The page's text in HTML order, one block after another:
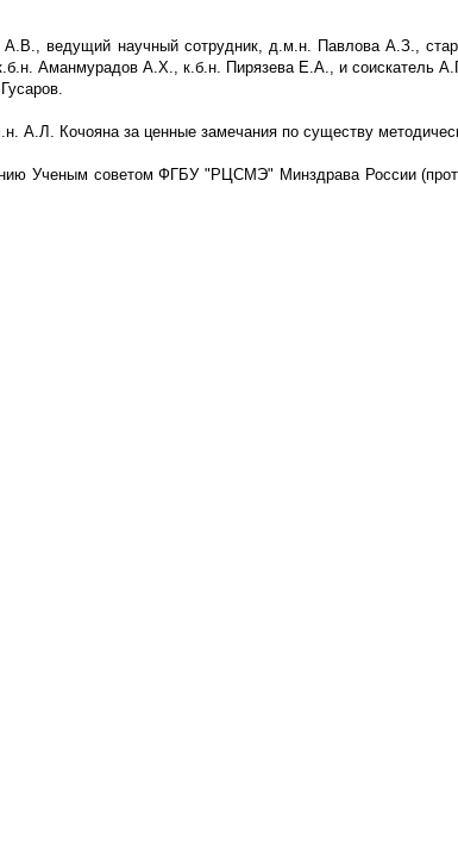
ведущий научный сотрудник, д.м.н. Павлова А.З.,
Аманмурадов А.Х., к.б.н. Пирязева Е.А., и соискатель
А.Л. Кочояна за ценные замечания по существу
Ученым советом ФГБУ "РЦСМЭ" Минздрава России